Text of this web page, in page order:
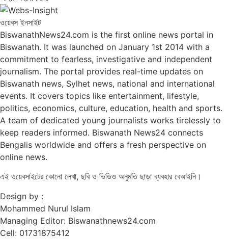
ওয়েবস ইনসাইট
BiswanathNews24.com is the first online news portal in
Biswanath. It was launched on January 1st 2014 with a
commitment to fearless, investigative and independent
journalism. The portal provides real-time updates on
Biswanath news, Sylhet news, national and international
events. It covers topics like entertainment, lifestyle,
politics, economics, culture, education, health and sports.
A team of dedicated young journalists works tirelessly to
keep readers informed. Biswanath News24 connects
Bengalis worldwide and offers a fresh perspective on
online news.
এই ওয়েবসাইটের কোনো লেখা, ছবি ও ভিডিও অনুমতি ছাড়া ব্যবহার বেআইনি।
Design by :
Mohammed Nurul Islam
Managing Editor: Biswanathnews24.com
Cell: 01731875412